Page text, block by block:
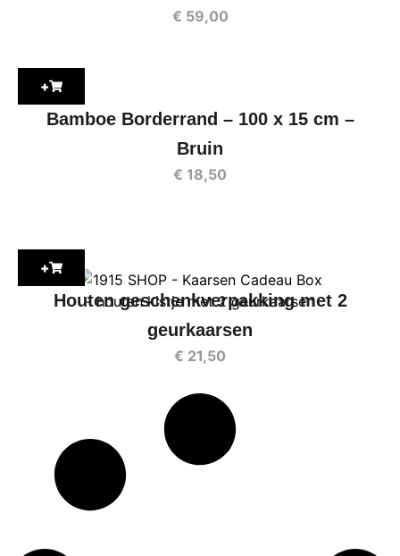
€ 59,00
+
Bamboe Borderrand – 100 x 15 cm –
Bruin
€ 18,50
+
Houten geschenkverpakking met 2
geurkaarsen
€ 21,50